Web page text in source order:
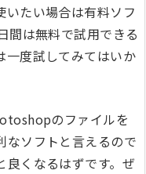
いたい場合は有料ソフ
間は無料で試用できる
一度試してみてはいか
のファイルを
なソフトと言えるので
良くなるはずです。ぜ